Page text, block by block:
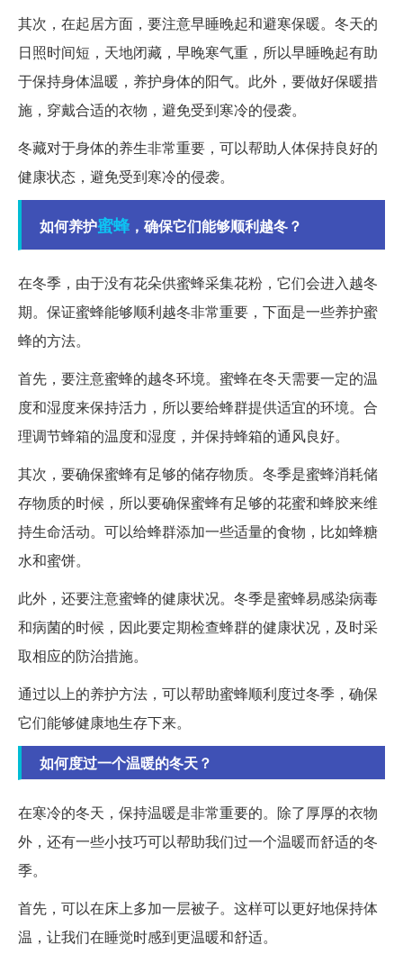
其次，在起居方面，要注意早睡晚起和避寒保暖。冬天的
日照时间短，天地闭藏，早晚寒气重，所以早睡晚起有助
于保持身体温暖，养护身体的阳气。此外，要做好保暖措
施，穿戴合适的衣物，避免受到寒冷的侵袭。
冬藏对于身体的养生非常重要，可以帮助人体保持良好的
健康状态，避免受到寒冷的侵袭。
如何养护蜜蜂 ，确保它们能够顺利越冬？
在冬季，由于没有花朵供蜜蜂采集花粉，它们会进入越冬
期。保证蜜蜂能够顺利越冬非常重要，下面是一些养护蜜
蜂的方法。
首先，要注意蜜蜂的越冬环境。蜜蜂在冬天需要一定的温
度和湿度来保持活力，所以要给蜂群提供适宜的环境。合
理调节蜂箱的温度和湿度，并保持蜂箱的通风良好。
其次，要确保蜜蜂有足够的储存物质。冬季是蜜蜂消耗储
存物质的时候，所以要确保蜜蜂有足够的花蜜和蜂胶来维
持生命活动。可以给蜂群添加一些适量的食物，比如蜂糖
水和蜜饼。
此外，还要注意蜜蜂的健康状况。冬季是蜜蜂易感染病毒
和病菌的时候，因此要定期检查蜂群的健康状况，及时采
取相应的防治措施。
通过以上的养护方法，可以帮助蜜蜂顺利度过冬季，确保
它们能够健康地生存下来。
如何度过一个温暖的冬天？
在寒冷的冬天，保持温暖是非常重要的。除了厚厚的衣物
外，还有一些小技巧可以帮助我们过一个温暖而舒适的冬
季。
首先，可以在床上多加一层被子。这样可以更好地保持体
温，让我们在睡觉时感到更温暖和舒适。